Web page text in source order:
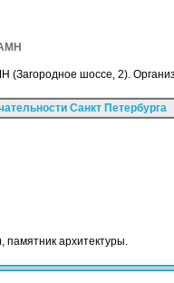
(Загородное шоссе, 2).
Санкт Петербурга
памятник архитектуры.